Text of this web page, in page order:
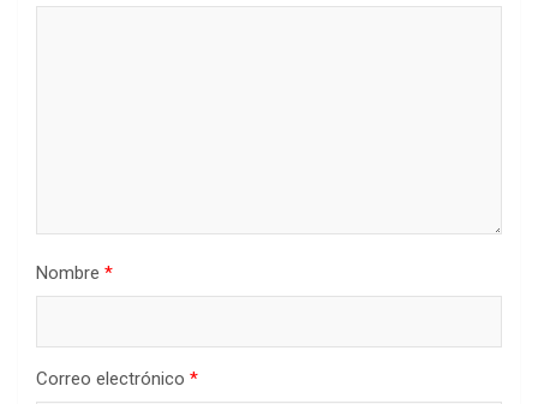
Nombre *
Correo electrónico *